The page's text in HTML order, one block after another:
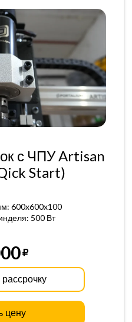
с ЧПУ Artisan
Start)
600x600x100
500 Вт
цену